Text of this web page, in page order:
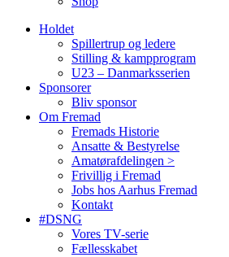
Holdet
Spillertrup og ledere
Stilling & kampprogram
U23 – Danmarksserien
Sponsorer
Bliv sponsor
Om Fremad
Fremads Historie
Ansatte & Bestyrelse
Amatørafdelingen >
Frivillig i Fremad
Jobs hos Aarhus Fremad
Kontakt
#DSNG
Vores TV-serie
Fællesskabet